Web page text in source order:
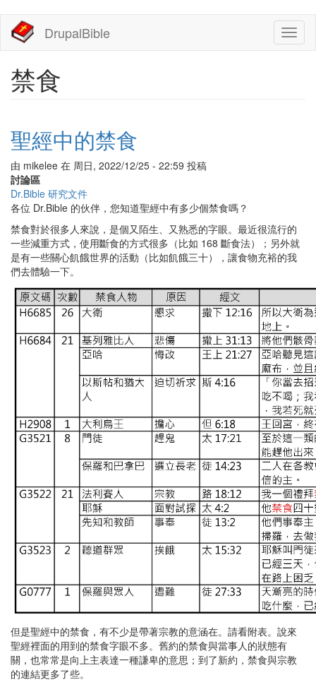
主
DrupalBible
禁食
聖經中的禁食
由 mikelee 在 周日, 2022/12/25 - 22:59 投稿
討論區
Dr.Bible 研究文件
各位 Dr.Bible 的伙伴，您知道聖經中有多少個禁食嗎？
禁食對於很多人來說，是個又陌生、又熟悉的字眼。最近很流行的
一些減重方式，使用斷食的方式很多（比如 168 斷食法）；另外就
是有一些關心飢餓世界的活動（比如飢餓三十），讓食物充裕的我
們去體驗一下。
但是聖經中的禁食，有不少是帶著宗教的意涵在。請看附表。說來
聖經裡面的用到的禁食字眼不多。舊約的禁食與當事人的狀態有
關，也常常是向上主表達一種謙卑的意思；到了新約，禁食與宗教
的連結更多了些。